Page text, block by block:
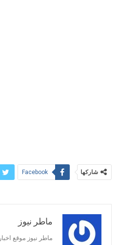
شاركها Facebook
ماطر نيوز
ماطر نيوز موقع